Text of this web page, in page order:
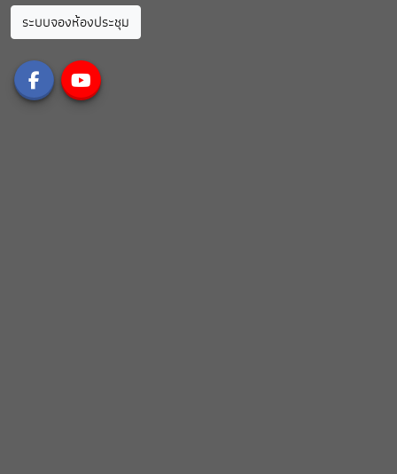
ระบบจองห้องประชุม